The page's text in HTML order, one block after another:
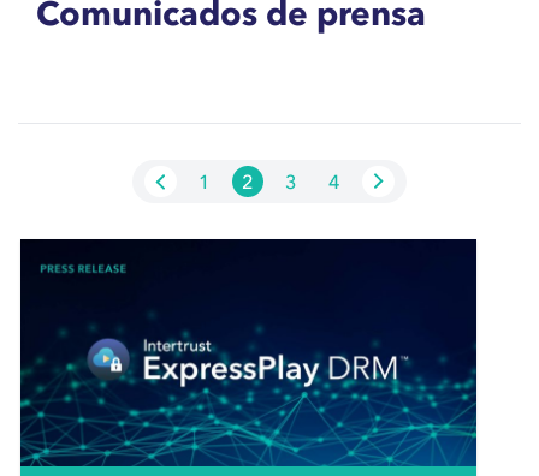
Comunicados de prensa
1 2 3 4